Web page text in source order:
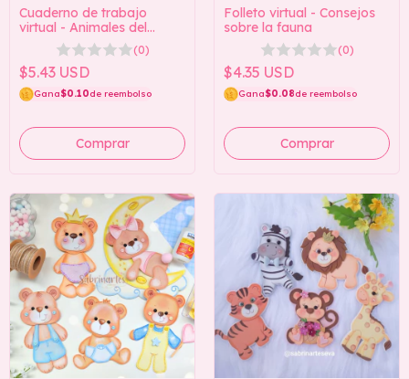
Cuaderno de trabajo
virtual - Animales del
estudiante
(0)
$5.43 USD
Gana$0.10de reembolso
Folleto virtual - Consejos
sobre la fauna
(0)
$4.35 USD
Gana$0.08de reembolso